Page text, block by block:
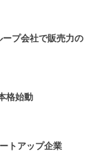
ープ会社で販売力の
格始動
トアップ企業